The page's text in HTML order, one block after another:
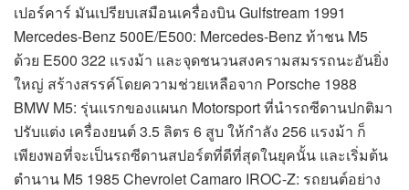
เปอร์คาร์ มันเปรียบเสมือนเครื่องบิน Gulfstream 1991
Mercedes-Benz 500E/E500: Mercedes-Benz ท้าชน M5
ด้วย E500 322 แรงม้า และจุดชนวนสงครามสมรรถนะอันยิ่ง
ใหญ่ สร้างสรรค์โดยความช่วยเหลือจาก Porsche 1988
BMW M5: รุ่นแรกของแผนก Motorsport ที่นำรถซีดานปกติมา
ปรับแต่ง เครื่องยนต์ 3.5 ลิตร 6 สูบ ให้กำลัง 256 แรงม้า ก็
เพียงพอที่จะเป็นรถซีดานสปอร์ตที่ดีที่สุดในยุคนั้น และเริ่มต้น
ตำนาน M5 1985 Chevrolet Camaro IROC-Z: รถยนต์อย่าง